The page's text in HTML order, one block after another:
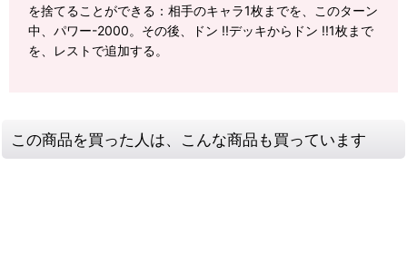
を捨てることができる：相手のキャラ1枚までを、このターン
中、パワー-2000。その後、ドン !!デッキからドン !!1枚まで
を、レストで追加する。
この商品を買った人は、こんな商品も買っています